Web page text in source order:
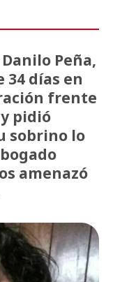
Peña,
34 días en
frente
pidió
sobrino lo
amenazó